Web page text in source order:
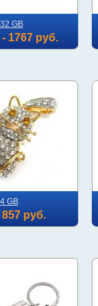
GB
1767 руб.
GB
857 руб.